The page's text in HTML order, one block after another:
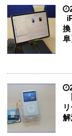
換
阜
解